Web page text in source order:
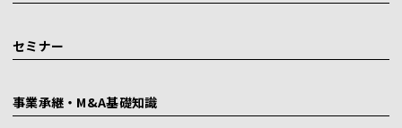
セミナー
事業承継・M&A基礎知識